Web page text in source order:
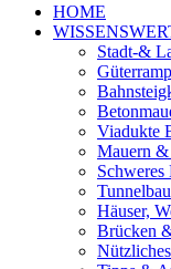
HOME
Stadt-&
Viadukte
Mauern
Tunnelbau
Häuser,
Brücken